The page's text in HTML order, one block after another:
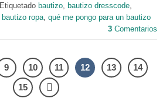
Etiquetado bautizo bautizo dresscode
bautizo ropa qué me pongo para un bautizo
3 Comentarios
9 10 11 12 13
14
15